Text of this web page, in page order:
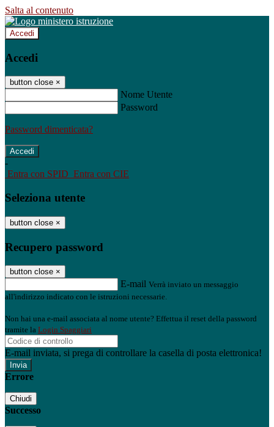
Salta al contenuto
Accedi
Accedi
button close ×
Nome Utente
Password
Password dimenticata?
-
Entra con SPID Entra con CIE
Seleziona utente
button close ×
Recupero password
button close ×
E-mail Verrà inviato un messaggio
all'indirizzo indicato con le istruzioni necessarie.
Non hai una e-mail associata al nome utente? Effettua il reset della password
tramite la Login Spaggiari
E-mail inviata, si prega di controllare la casella di posta elettronica!
Errore
Chiudi
Successo